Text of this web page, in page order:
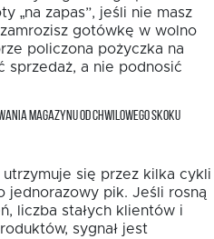
„na zapas”, jeśli nie masz
gotówkę w wolno
policzona pożyczka na
sprzedaż, a nie podnosić
MAGAZYNU OD CHWILOWEGO SKOKU
się przez kilka cykli
jednorazowy pik. Jeśli rosną
liczba stałych klientów i
sygnał jest